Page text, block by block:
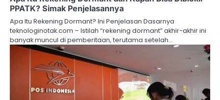
PPATK? Simak Penjelasannya
Apa Itu Rekening Dormant? Ini Penjelasan Dasarnya
teknologinotak.com – Istilah “rekening dormant” akhir-akhir ini
banyak muncul di pemberitaan, terutama setelah…